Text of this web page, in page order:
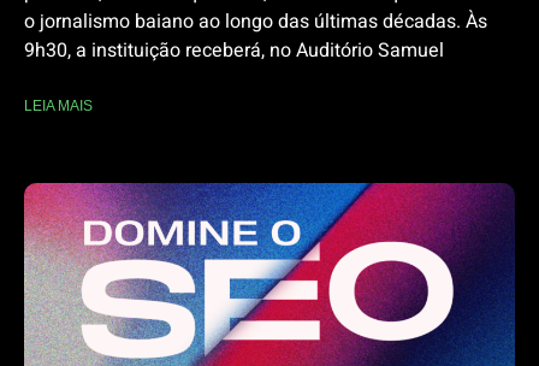
o jornalismo baiano ao longo das últimas décadas. Às
9h30, a instituição receberá, no Auditório Samuel
LEIA MAIS